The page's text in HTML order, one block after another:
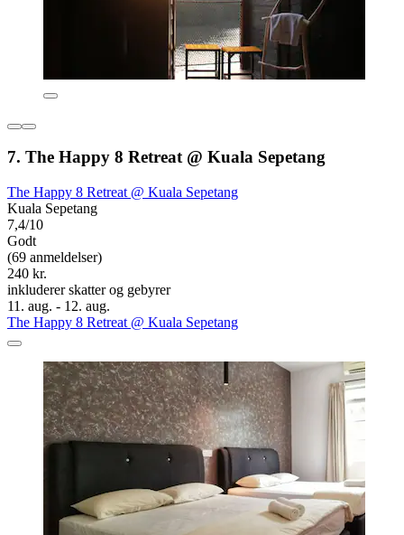
7. The Happy 8 Retreat @ Kuala Sepetang
The Happy 8 Retreat @ Kuala Sepetang
Kuala Sepetang
7,4/10
Godt
(69 anmeldelser)
240 kr.
inkluderer skatter og gebyrer
11. aug. - 12. aug.
The Happy 8 Retreat @ Kuala Sepetang